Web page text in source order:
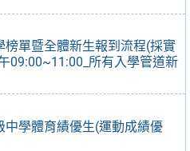
單暨全體新生報到流程(採實
09:00~11:00_所有入學管道新
學體育績優生(運動成績優